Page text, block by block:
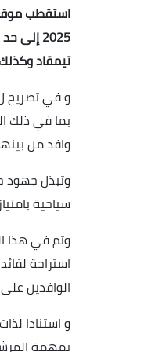
تيمقاد
و في تصريح
وافد من بينهم 3 آلاف سائح أجنبي والباقي وطنيين من مختلف
وتبذل جهود
سياحية
استراحة
الوافدين
بمهمة